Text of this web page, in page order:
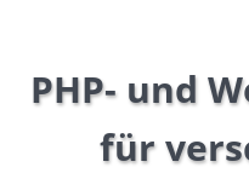
PHP- und
für